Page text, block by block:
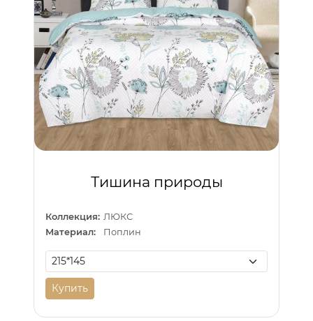
Тишина природы
Коллекция: ЛЮКС
Материал:
Поплин
Купить